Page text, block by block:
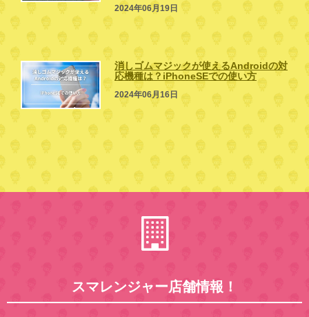
2024年06月19日
消しゴムマジックが使えるAndroidの対
応機種は？iPhoneSEでの使い方
2024年06月16日
スマレンジャー店舗情報！